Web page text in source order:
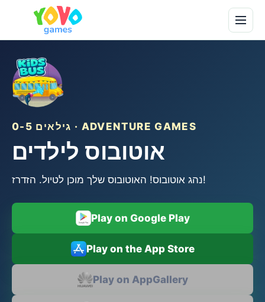
גילאים 0-5 · ADVENTURE GAMES
אוטובוס לילדים
נהג אוטובוס! האוטובוס שלך מוכן לטיול. הזדרז!
Play on Google Play
Play on the App Store
Play on AppGallery